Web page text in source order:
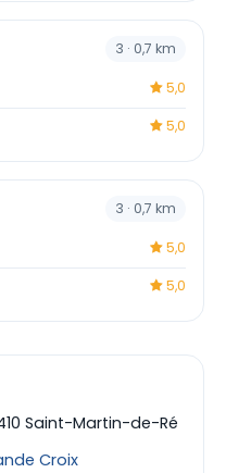
3 · 0,7 km
5,0
5,0
3 · 0,7 km
5,0
5,0
Saint-Martin-de-Ré
Croix